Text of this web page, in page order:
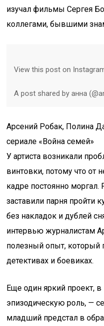
изучал фильмы Сергея
коллегами, бывшими
View this post on
A post shared by анна
Арсений Робак, Полина
сериале «Война семей»
У артиста возникали
винтовки, потому что от
кадре постоянно
заставили парня пройти
без накладок и дублей
интервью журналистам
полезный опыт, который
детективах и боевиках.
Еще один яркий проект,
эпизодическую роль, —
младший предстал в